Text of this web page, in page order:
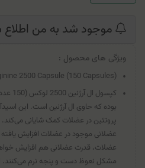
موجود شد به من اطلاع
ویژگی های محصول :
2500 Capsule (150 Capsules)
بوده که حاوی ال آرژنین است. این
پروتئین در عضلات کمک شایانی می‌کند.
عضلانی موجود در عضلات افزایش یافته
مشکل نعوظ دست و پنجه نرم می‌کنند.